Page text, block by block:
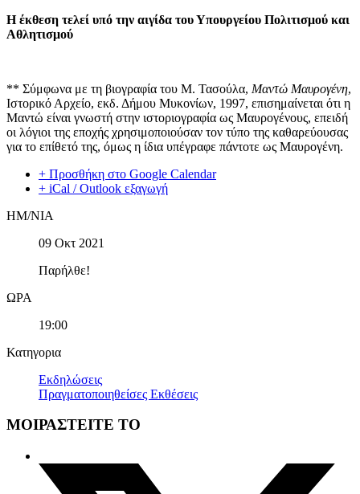
Hέκθεση τελεί υπό την αιγίδα του Υπουργείου Πολιτισμού και
Αθλητισμού
** Σύμφωνα με τη βιογραφία του Μ. Τασούλα, Μαντώ Μαυρογένη,
Ιστορικό Αρχείο, εκδ. Δήμου Μυκονίων, 1997, επισημαίνεται ότι η
Μαντώ είναι γνωστή στην ιστοριογραφία ως Μαυρογένους, επειδή
οι λόγιοι της εποχής χρησιμοποιούσαν τον τύπο της καθαρεύουσας
για το επίθετό της, όμως η ίδια υπέγραφε πάντοτε ως Μαυρογένη.
+ Προσθήκη στο Google Calendar
+ iCal / Outlook εξαγωγή
ΗΜ/ΝΙΑ
09 Οκτ 2021
Παρήλθε!
ΩΡΑ
19:00
Κατηγορια
Εκδηλώσεις
Πραγματοποιηθείσες Εκθέσεις
ΜΟΙΡΑΣΤΕΙΤΕ ΤΟ